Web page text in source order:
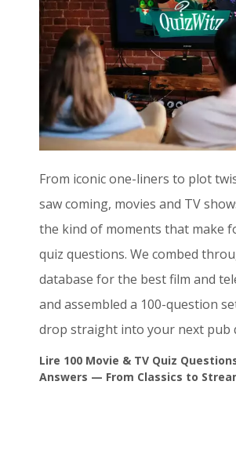
From iconic one-liners to plot
saw coming, movies and TV
the kind of moments that make
quiz questions. We combed
database for the best film and
and assembled a 100-question
drop straight into your next pub
Lire 100 Movie & TV Quiz
Answers — From Classics to